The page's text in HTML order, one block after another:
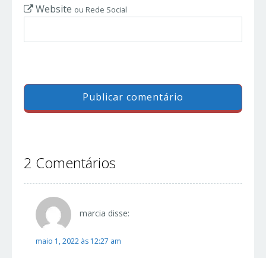
Website ou Rede Social
2 Comentários
marcia disse:
maio 1, 2022 às 12:27 am